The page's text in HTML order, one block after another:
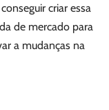
criar essa
de mercado para
a mudanças na